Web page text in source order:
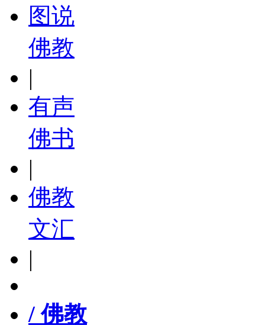
图说
佛教
|
有声
佛书
|
佛教
文汇
|
/ 佛教